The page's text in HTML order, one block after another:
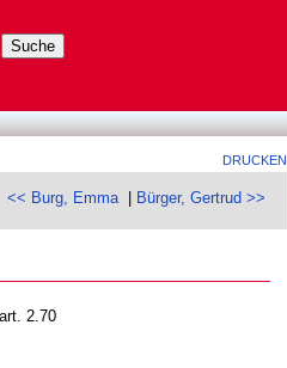
DRUCKEN
<< Burg, Emma| Bürger, Gertrud >>
2.70